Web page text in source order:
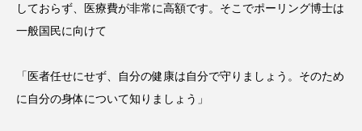
しておらず、医療費が非常に高額です。そこでポーリング博士は
一般国民に向けて
「医者任せにせず、自分の健康は自分で守りましょう。そのため
に自分の身体について知りましょう」